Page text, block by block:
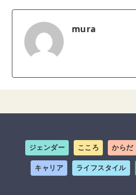
mura
ジェンダー こころ からだ
キャリア ライフスタイル